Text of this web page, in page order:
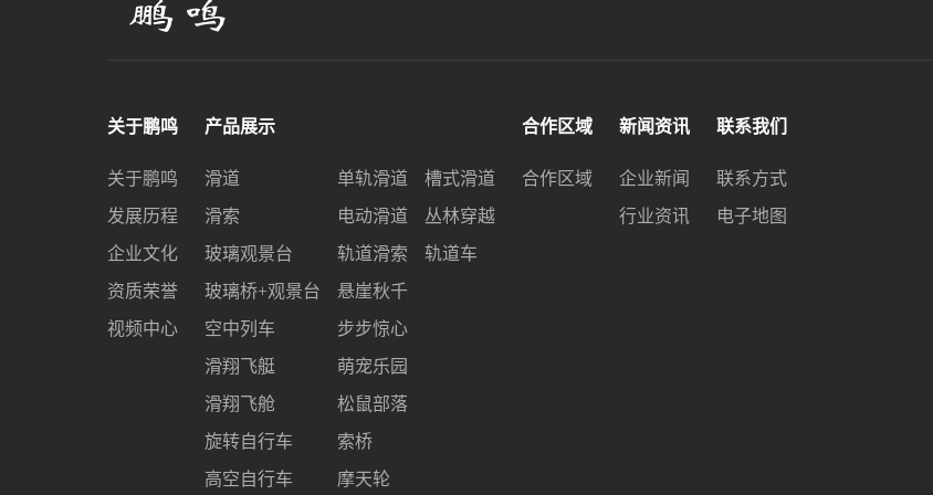
关于鹏鸣
关于鹏鸣
发展历程
企业文化
资质荣誉
视频中心
产品展示
滑道
滑索
玻璃观景台
玻璃桥+观景台
空中列车
滑翔飞艇
滑翔飞舱
旋转自行车
高空自行车
单轨滑道
电动滑道
轨道滑索
悬崖秋千
步步惊心
萌宠乐园
松鼠部落
索桥
摩天轮
槽式滑道
丛林穿越
轨道车
合作区域
合作区域
新闻资讯
企业新闻
行业资讯
联系我们
联系方式
电子地图